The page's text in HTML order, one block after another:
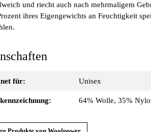
und riecht auch nach mehrmaligem
ihres Eigengewichts an Feuchtigkeit
für: Unisex
64% Wolle, 35%